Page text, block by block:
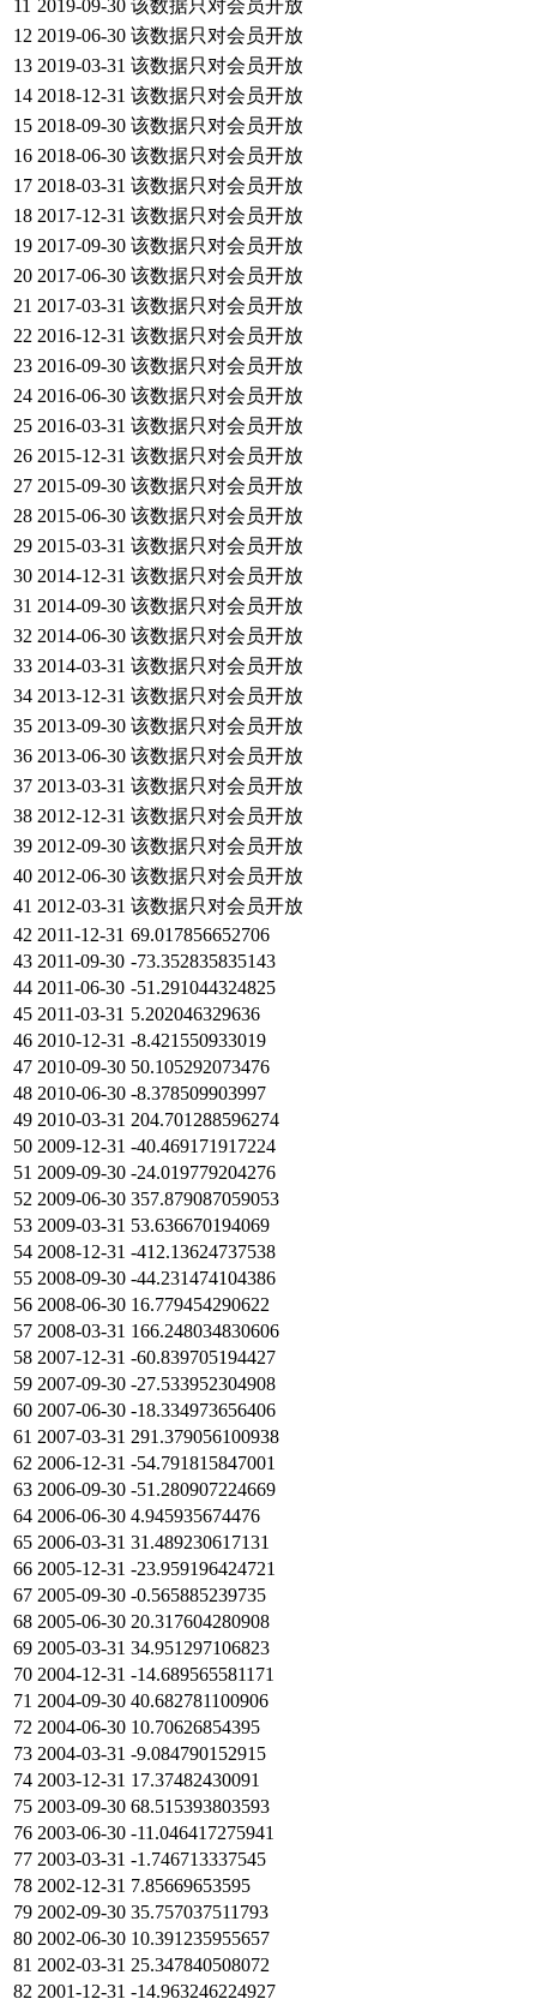
11 2019-09-30 该数据只对会员开放
12 2019-06-30 该数据只对会员开放
13 2019-03-31 该数据只对会员开放
14 2018-12-31 该数据只对会员开放
15 2018-09-30 该数据只对会员开放
16 2018-06-30 该数据只对会员开放
17 2018-03-31 该数据只对会员开放
18 2017-12-31 该数据只对会员开放
19 2017-09-30 该数据只对会员开放
20 2017-06-30 该数据只对会员开放
21 2017-03-31 该数据只对会员开放
22 2016-12-31 该数据只对会员开放
23 2016-09-30 该数据只对会员开放
24 2016-06-30 该数据只对会员开放
25 2016-03-31 该数据只对会员开放
26 2015-12-31 该数据只对会员开放
27 2015-09-30 该数据只对会员开放
28 2015-06-30 该数据只对会员开放
29 2015-03-31 该数据只对会员开放
30 2014-12-31 该数据只对会员开放
31 2014-09-30 该数据只对会员开放
32 2014-06-30 该数据只对会员开放
33 2014-03-31 该数据只对会员开放
34 2013-12-31 该数据只对会员开放
35 2013-09-30 该数据只对会员开放
36 2013-06-30 该数据只对会员开放
37 2013-03-31 该数据只对会员开放
38 2012-12-31 该数据只对会员开放
39 2012-09-30 该数据只对会员开放
40 2012-06-30 该数据只对会员开放
41 2012-03-31 该数据只对会员开放
42 2011-12-31 69.017856652706
43 2011-09-30 -73.352835835143
44 2011-06-30 -51.291044324825
45 2011-03-31 5.202046329636
46 2010-12-31 -8.421550933019
47 2010-09-30 50.105292073476
48 2010-06-30 -8.378509903997
49 2010-03-31 204.701288596274
50 2009-12-31 -40.469171917224
51 2009-09-30 -24.019779204276
52 2009-06-30 357.879087059053
53 2009-03-31 53.636670194069
54 2008-12-31 -412.13624737538
55 2008-09-30 -44.231474104386
56 2008-06-30 16.779454290622
57 2008-03-31 166.248034830606
58 2007-12-31 -60.839705194427
59 2007-09-30 -27.533952304908
60 2007-06-30 -18.334973656406
61 2007-03-31 291.379056100938
62 2006-12-31 -54.791815847001
63 2006-09-30 -51.280907224669
64 2006-06-30 4.945935674476
65 2006-03-31 31.489230617131
66 2005-12-31 -23.959196424721
67 2005-09-30 -0.565885239735
68 2005-06-30 20.317604280908
69 2005-03-31 34.951297106823
70 2004-12-31 -14.689565581171
71 2004-09-30 40.682781100906
72 2004-06-30 10.70626854395
73 2004-03-31 -9.084790152915
74 2003-12-31 17.37482430091
75 2003-09-30 68.515393803593
76 2003-06-30 -11.046417275941
77 2003-03-31 -1.746713337545
78 2002-12-31 7.85669653595
79 2002-09-30 35.757037511793
80 2002-06-30 10.391235955657
81 2002-03-31 25.347840508072
82 2001-12-31 -14.963246224927